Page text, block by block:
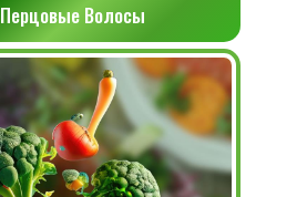
Перцовые Волосы